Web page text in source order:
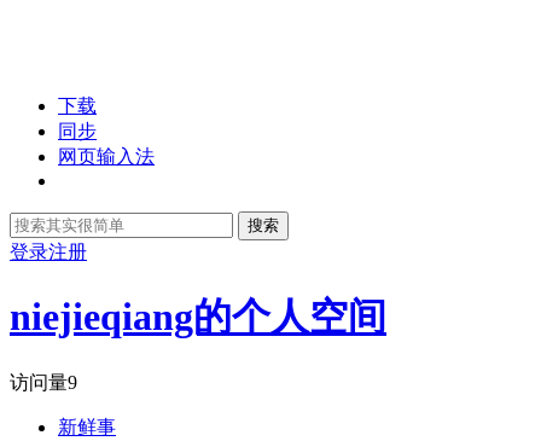
下载
同步
网页输入法
搜索
登录注册
niejieqiang的个人空间
访问量9
新鲜事